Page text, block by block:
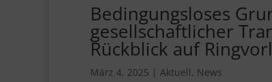
Bedingungsloses
gesellschaftlicher
Rückblick auf
März 4, 2025 | Aktuell, News